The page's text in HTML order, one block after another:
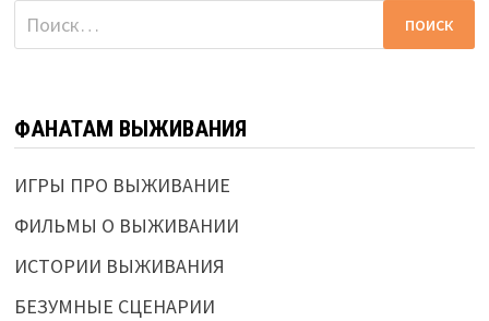
Найти:
ФАНАТАМ ВЫЖИВАНИЯ
ИГРЫ ПРО ВЫЖИВАНИЕ
ФИЛЬМЫ О ВЫЖИВАНИИ
ИСТОРИИ ВЫЖИВАНИЯ
БЕЗУМНЫЕ СЦЕНАРИИ